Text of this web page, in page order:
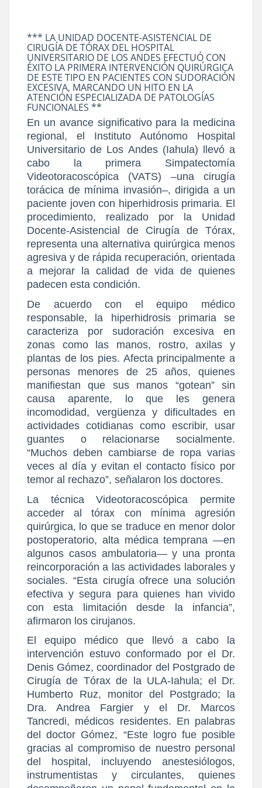
*** LA UNIDAD DOCENTE-ASISTENCIAL DE
CIRUGÍA DE TÓRAX DEL HOSPITAL
UNIVERSITARIO DE LOS ANDES EFECTUÓ CON
ÉXITO LA PRIMERA INTERVENCIÓN QUIRÚRGICA
DE ESTE TIPO EN PACIENTES CON SUDORACIÓN
EXCESIVA, MARCANDO UN HITO EN LA
ATENCIÓN ESPECIALIZADA DE PATOLOGÍAS
FUNCIONALES **
En un avance significativo para la medicina
regional, el Instituto Autónomo Hospital
Universitario de Los Andes (Iahula) llevó a
cabo la primera Simpatectomía
Videotoracoscópica (VATS) –una cirugía
torácica de mínima invasión–, dirigida a un
paciente joven con hiperhidrosis primaria. El
procedimiento, realizado por la Unidad
Docente-Asistencial de Cirugía de Tórax,
representa una alternativa quirúrgica menos
agresiva y de rápida recuperación, orientada
a mejorar la calidad de vida de quienes
padecen esta condición.
De acuerdo con el equipo médico
responsable, la hiperhidrosis primaria se
caracteriza por sudoración excesiva en
zonas como las manos, rostro, axilas y
plantas de los pies. Afecta principalmente a
personas menores de 25 años, quienes
manifiestan que sus manos “gotean” sin
causa aparente, lo que les genera
incomodidad, vergüenza y dificultades en
actividades cotidianas como escribir, usar
guantes o relacionarse socialmente.
“Muchos deben cambiarse de ropa varias
veces al día y evitan el contacto físico por
temor al rechazo”, señalaron los doctores.
La técnica Videotoracoscópica permite
acceder al tórax con mínima agresión
quirúrgica, lo que se traduce en menor dolor
postoperatorio, alta médica temprana —en
algunos casos ambulatoria— y una pronta
reincorporación a las actividades laborales y
sociales. “Esta cirugía ofrece una solución
efectiva y segura para quienes han vivido
con esta limitación desde la infancia”,
afirmaron los cirujanos.
El equipo médico que llevó a cabo la
intervención estuvo conformado por el Dr.
Denis Gómez, coordinador del Postgrado de
Cirugía de Tórax de la ULA-Iahula; el Dr.
Humberto Ruz, monitor del Postgrado; la
Dra. Andrea Fargier y el Dr. Marcos
Tancredi, médicos residentes. En palabras
del doctor Gómez, “Este logro fue posible
gracias al compromiso de nuestro personal
del hospital, incluyendo anestesiólogos,
instrumentistas y circulantes, quienes